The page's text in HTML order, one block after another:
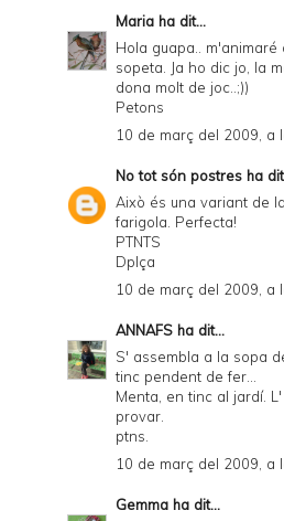
y
a
n
F
Maria ha dit...
Hola guapa.. m'animaré
sopeta. Ja ho dic jo, la
dona molt de joc..;))
Petons
10 de març del 2009, a
No tot són postres ha
Això és una variant de
farigola. Perfecta!
PTNTS
Dplça
10 de març del 2009, a
ANNAFS ha dit...
S' assembla a la sopa
tinc pendent de fer...
Menta, en tinc al jardí.
provar.
ptns.
10 de març del 2009, a
Gemma ha dit...